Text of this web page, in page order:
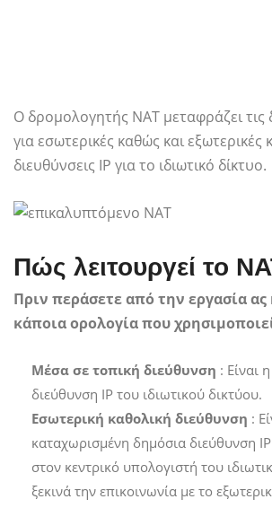
Ο δρομολογητής NAT μεταφράζει τις
για εσωτερικές καθώς και
διευθύνσεις IP για το ιδιωτικό δίκτυο.
Πώς λειτουργεί το
Πριν περάσετε από την εργασία
κάποια ορολογία που
Μέσα σε τοπική διεύθυνση : Είναι
διεύθυνση IP του ιδιωτικού δικτύου.
Εσωτερική καθολική διεύθυνση :
καταχωρισμένη δημόσια διεύθυνση
στον κεντρικό υπολογιστή του
ξεκινά την επικοινωνία με το